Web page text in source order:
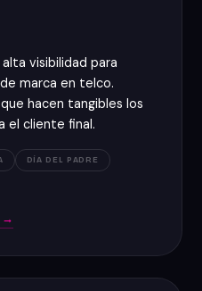
visibilidad para
marca en telco.
hacen tangibles los
el cliente final.
DÍA DEL PADRE
→